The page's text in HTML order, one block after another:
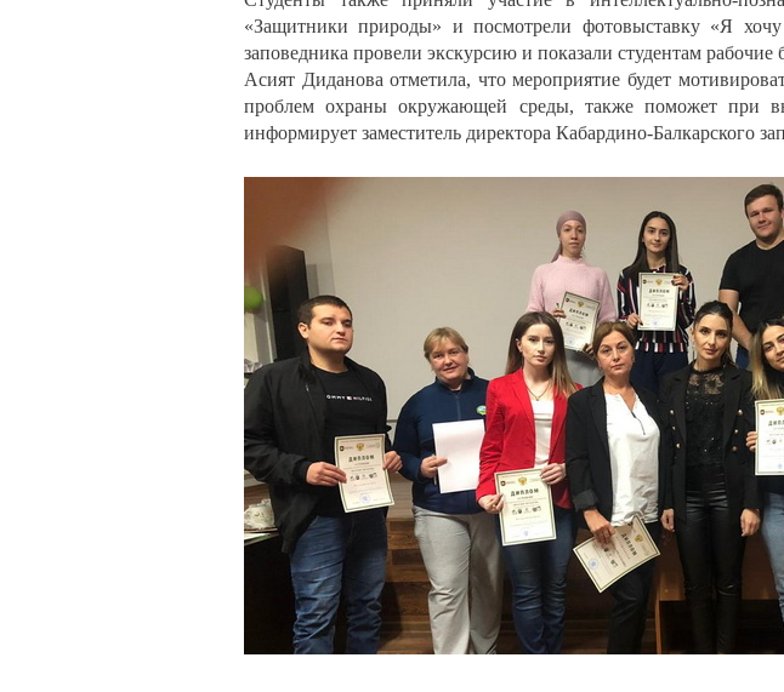
«Защитники природы» и посмотрели фотовыставку «Я
заповедника провели экскурсию и показали студентам рабочие
Асият Диданова отметила, что мероприятие будет
проблем охраны окружающей среды, также поможет при
информирует заместитель директора Кабардино-Балкарского